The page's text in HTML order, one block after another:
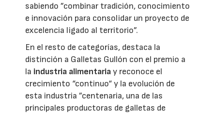
sabiendo ”combinar tradición, conocimiento
e innovación para consolidar un proyecto de
excelencia ligado al territorio”.
En el resto de categorías, destaca la
distinción a Galletas Gullón con el premio a
la industria alimentariay reconoce el
crecimiento “continuo“ y la evolución de
esta industria ”centenaria, una de las
principales productoras de galletas de